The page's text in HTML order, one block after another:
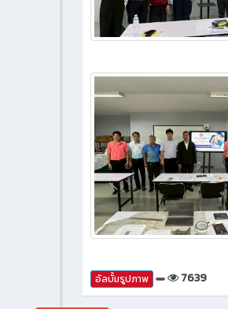
อัลบั้มรูปภาพ 7639